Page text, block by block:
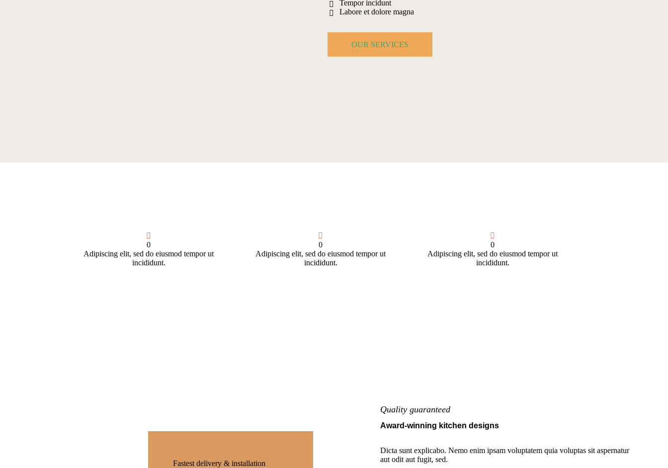
Tempor incidunt
Labore et dolore magna
OUR SERVICES
0
Adipiscing elit, sed do eiusmod tempor ut
incididunt.
0
Adipiscing elit, sed do eiusmod tempor ut
incididunt.
0
Adipiscing elit, sed do eiusmod tempor ut
incididunt.
Fastest delivery & installation
Quality guaranteed
Award-winning kitchen designs
Dicta sunt explicabo. Nemo enim ipsam voluptatem quia voluptas sit aspernatur
aut odit aut fugit, sed.